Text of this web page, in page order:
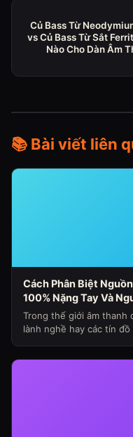
Củ Bass Từ
vs Củ Bass Từ Sắt
Nào Cho Dàn Âm
📚 Bài viết liên
Cách Phân Biệt
100% Nặng Tay Và
Nhanh Nóng Sụt Áp
Ngày 341)
Trong thế giới âm thanh
lành nghề hay các tín